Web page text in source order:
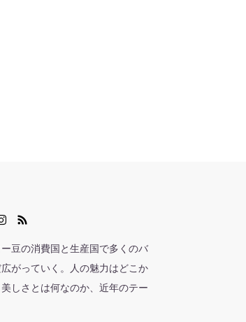
豆の消費国と生産国で多くのバ
がっていく。人の魅力はどこか
しさとは何なのか、近年のテー